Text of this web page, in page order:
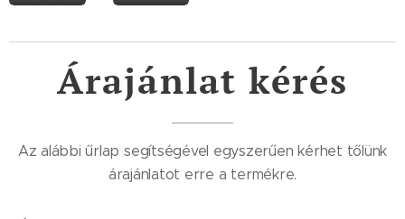
Árajánlat kérés
Az alábbi űrlap segítségével egyszerűen kérhet tőlünk
árajánlatot erre a termékre.